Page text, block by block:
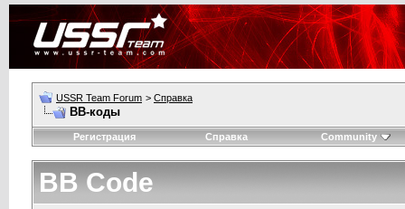
USSR Team Forum > Справка
BB-коды
Регистрация Справка Community
BB Code